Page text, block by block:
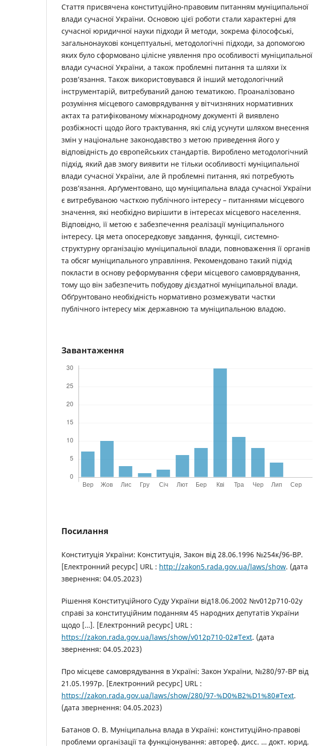
Стаття присвячена конституційно-правовим питанням муніципальної
влади сучасної України. Основою цієї роботи стали характерні для
сучасної юридичної науки підходи й методи, зокрема філософські,
загальнонаукові концептуальні, методологічні підходи, за допомогою
яких було сформовано цілісне уявлення про особливості муніципальної
влади сучасної України, а також проблемні питання та шляхи їх
розв’язання. Також використовувався й інший методологічний
інструментарій, витребуваний даною тематикою. Проаналізовано
розуміння місцевого самоврядування у вітчизняних нормативних
актах та ратифікованому міжнародному документі й виявлено
розбіжності щодо його трактування, які слід усунути шляхом внесення
змін у національне законодавство з метою приведення його у
відповідність до європейських стандартів. Вироблено методологічний
підхід, який дав змогу виявити не тільки особливості муніципальної
влади сучасної України, але й проблемні питання, які потребують
розв’язання. Арґументовано, що муніципальна влада сучасної України
є витребуваною часткою публічного інтересу – питаннями місцевого
значення, які необхідно вирішити в інтересах місцевого населення.
Відповідно, її метою є забезпечення реалізації муніципального
інтересу. Ця мета опосередковує завдання, функції, системно-
структурну організацію муніципальної влади, повноваження її органів
та обсяг муніципального управління. Рекомендовано такий підхід
покласти в основу реформування сфери місцевого самоврядування,
тому що він забезпечить побудову дієздатної муніципальної влади.
Обґрунтовано необхідність нормативно розмежувати частки
публічного інтересу між державною та муніципальною владою.
Завантаження
Посилання
Конституція України: Конституція, Закон від 28.06.1996 №254к/96-ВР.
[Електронний ресурс] URL : http://zakon5.rada.gov.ua/laws/show. (дата
звернення: 04.05.2023)
Рішення Конституційного Суду України від18.06.2002 №v012p710-02у
справі за конституційним поданням 45 народних депутатів України
щодо […]. [Електронний ресурс] URL :
https://zakon.rada.gov.ua/laws/show/v012p710-02#Text. (дата
звернення: 04.05.2023)
Про місцеве самоврядування в Україні: Закон України, №280/97-ВР від
21.05.1997р. [Електронний ресурс] URL :
https://zakon.rada.gov.ua/laws/show/280/97-%D0%B2%D1%80#Text.
(дата звернення: 04.05.2023)
Батанов О. В. Муніципальна влада в Україні: конституційно-правові
проблеми організації та функціонування: автореф. дисс. … докт. юрид.